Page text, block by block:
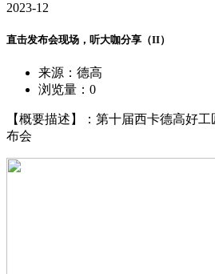
2023-12
直击发布会现场，听大咖分享（II）
来源：德高
浏览量： 0
【概要描述】：第十届西卡德高好
布会